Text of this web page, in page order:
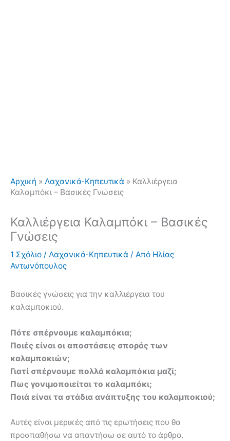
Αρχική » Λαχανικά-Κηπευτικά » Καλλιέργεια
Καλαμπόκι – Βασικές Γνώσεις
Καλλιέργεια Καλαμπόκι – Βασικές
Γνώσεις
1 Σχόλιο / Λαχανικά-Κηπευτικά / Από Ηλίας
Αντωνόπουλος
Βασικές γνώσεις για την καλλιέργεια του
καλαμποκιού.
Πότε σπέρνουμε καλαμπόκια;
Ποιές είναι οι αποστάσεις σποράς των
καλαμποκιών;
Γιατί σπέρνουμε πολλά καλαμπόκια μαζί;
Πως γονιμοποιείται το καλαμπόκι;
Ποιά είναι τα στάδια ανάπτυξης του καλαμποκιού;
Αυτές είναι μερικές από τις ερωτήσεις που θα
προσπαθήσω να απαντήσω σε αυτό το άρθρο.